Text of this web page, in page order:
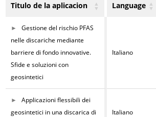
Titulo de la aplicacion Language
Gestione del rischio PFAS
nelle discariche mediante
barriere di fondo innovative.
Sfide e soluzioni con
geosintetici
Italiano
Applicazioni flessibili dei
geosintetici in una discarica di
Italiano